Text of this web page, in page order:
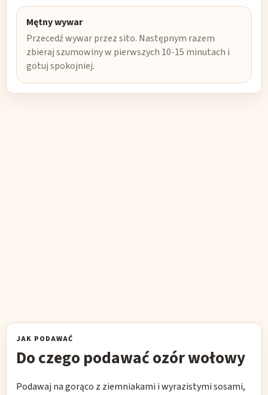
Mętny wywar
Przecedź wywar przez sito. Następnym razem
zbieraj szumowiny w pierwszych 10-15 minutach i
gotuj spokojniej.
JAK PODAWAĆ
Do czego podawać ozór wołowy
Podawaj na gorąco z ziemniakami i wyrazistymi sosami,